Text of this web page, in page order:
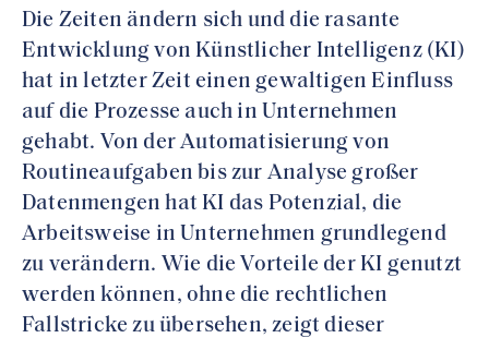
Die Zeiten ändern sich und die rasante
Entwicklung von Künstlicher Intelligenz (KI)
hat in letzter Zeit einen gewaltigen Einfluss
auf die Prozesse auch in Unternehmen
gehabt. Von der Automatisierung von
Routineaufgaben bis zur Analyse großer
Datenmengen hat KI das Potenzial, die
Arbeitsweise in Unternehmen grundlegend
zu verändern. Wie die Vorteile der KI genutzt
werden können, ohne die rechtlichen
Fallstricke zu übersehen, zeigt dieser